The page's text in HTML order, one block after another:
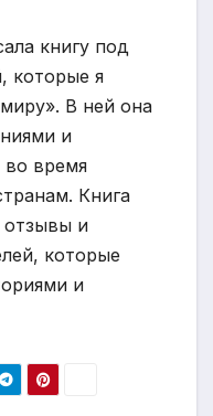
книгу под
которые я
В ней она
и
время
Книга
отзывы и
которые
и